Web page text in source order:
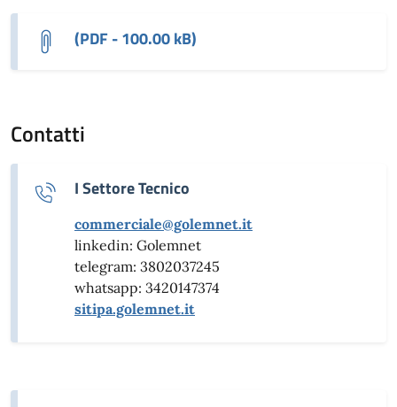
(PDF - 100.00 kB)
Contatti
I Settore Tecnico
commerciale@golemnet.it
linkedin: Golemnet
telegram: 3802037245
whatsapp: 3420147374
sitipa.golemnet.it